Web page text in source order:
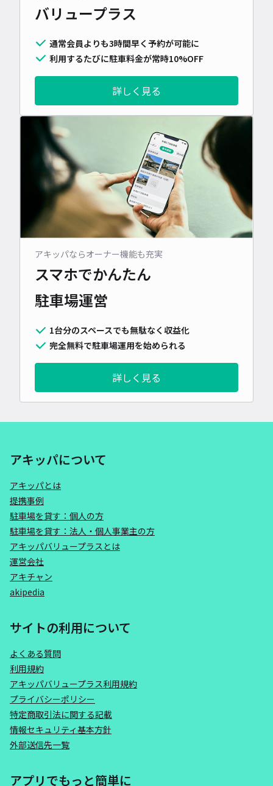
バリュープラス
通常会員よりも3時間早く予約が可能に
利用するたびに駐車料金が常時10%OFF
詳しく見る
アキッパならオーナー機能も充実
スマホでかんたん
駐車場運営
1台分のスペースでも無駄なく収益化
完全無料で駐車場運用を始められる
詳しく見る
アキッパについて
アキッパとは
提携事例
駐車場を貸す：個人の方
駐車場を貸す：法人・個人事業主の方
アキッパバリュープラスとは
運営会社
アキチャン
akipedia
サイトの利用について
よくある質問
利用規約
アキッパバリュープラス利用規約
プライバシーポリシー
特定商取引法に関する記載
情報セキュリティ基本方針
外部送信先一覧
アプリでもっと簡単に